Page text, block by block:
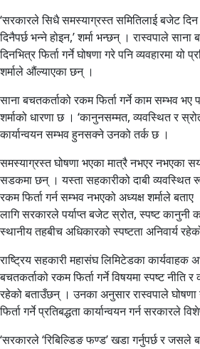
‘सरकारले सिधै समस्याग्रस्त समितिलाई बजेट
दिनैपर्छ भन्ने होइन,’ शर्मा भन्छन् । रास्वपाले
दिनभित्र फिर्ता गर्ने घोषणा गरे पनि व्यवहारमा
शर्माले औंल्याएका छन् ।
साना बचतकर्ताको रकम फिर्ता गर्ने काम सम्भव
शर्माको धारणा छ । ‘कानुनसम्मत, व्यवस्थित र
कार्यान्वयन सम्भव हुनसक्ने उनको तर्क छ ।
समस्याग्रस्त घोषणा भएका मात्रै नभएर नभएका
सडकमा छन् । यस्ता सहकारीको दाबी व्यवस्थित
रकम फिर्ता गर्न सम्भव नभएको अध्यक्ष शर्माले
लागि सरकारले पर्याप्त बजेट स्रोत, स्पष्ट कानुनी
स्थानीय तहबीच अधिकारको स्पष्टता अनिवार्य
राष्ट्रिय सहकारी महासंघ लिमिटेडका कार्यवाहक
बचतकर्ताको रकम फिर्ता गर्ने विषयमा स्पष्ट नीति
रहेको बताउँछन् । उनका अनुसार रास्वपाले
फिर्ता गर्ने प्रतिबद्धता कार्यान्वयन गर्न सरकारले
‘सरकारले ‘रिबिल्डिङ फण्ड’ खडा गर्नुपर्छ र